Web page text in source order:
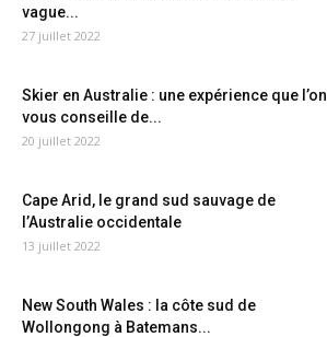
vague...
27 juillet 2022
Skier en Australie : une expérience que l’on
vous conseille de...
20 juillet 2022
Cape Arid, le grand sud sauvage de
l’Australie occidentale
13 juillet 2022
New South Wales : la côte sud de
Wollongong à Batemans...